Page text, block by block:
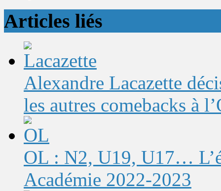
Articles liés
Alexandre Lacazette
les autres comebacks à
OL : N2, U19, U17…
Académie 2022-2023